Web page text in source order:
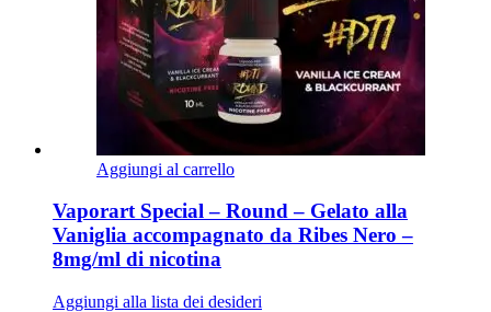
Aggiungi al carrello
Vaporart Special – Round – Gelato alla
Vaniglia accompagnato da Ribes Nero –
8mg/ml di nicotina
Aggiungi alla lista dei desideri